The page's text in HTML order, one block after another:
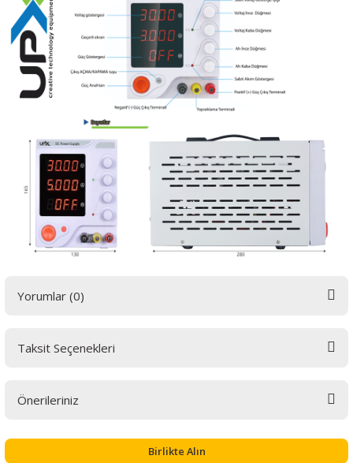
Yorumlar (0)
Bu ürüne ilk yorumu siz yapın! LÜTFEN Sorularınızı bu alana yazmayınız.
Taksit Seçenekleri
Önerileriniz
Bu ürünün fiyat bilgisi, resim, ürün açıklamalarında ve diğer konularda
yetersiz gördüğünüz noktaları öneri formunu kullanarak tarafımıza
Birlikte Alın